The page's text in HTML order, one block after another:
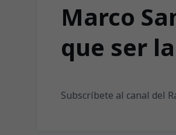
Marco
que ser
Subscríbete al canal del